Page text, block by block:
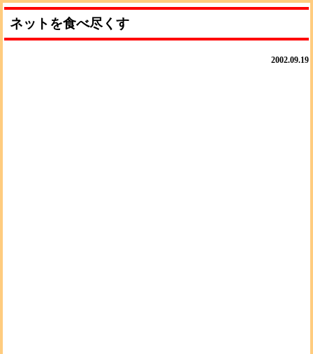
ネットを食べ尽くす
2002.09.19